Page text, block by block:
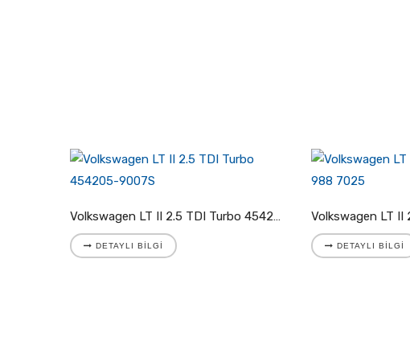
Volkswagen LT II 2.5 TDI Turbo 454205-9007S
DETAYLI BILGI DETAYLI BILGI